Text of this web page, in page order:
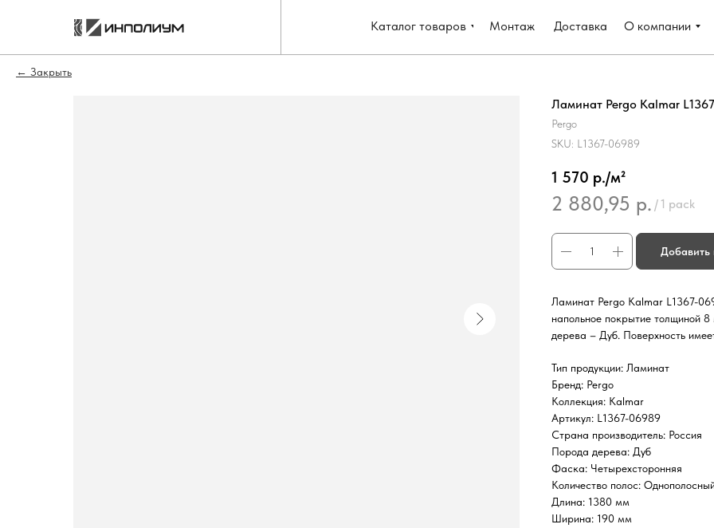
Каталог товаров Монтаж Доставка О компании
Закрыть
Ламинат Pergo Kalmar
Pergo
SKU: L1367-06989
1 570 р./м²
2 880,95 р. / 1 pack
Добавить
Ламинат Pergo Kalmar L1367-
напольное покрытие толщиной
дерева – Дуб. Поверхность
Тип продукции: Ламинат
Бренд: Pergo
Коллекция: Kalmar
Артикул: L1367-06989
Страна производитель: Россия
Порода дерева: Дуб
Фаска: Четырехсторонняя
Количество полос:
Длина: 1380 мм
Ширина: 190 мм